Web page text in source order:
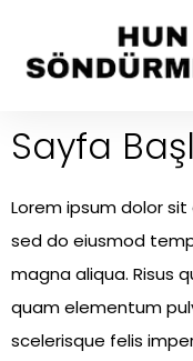
Sayfa
Lorem ipsum dolor
sed do eiusmod
magna aliqua. Risus
quam elementum
scelerisque felis